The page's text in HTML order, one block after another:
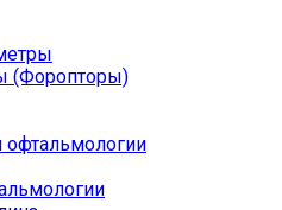
(Форопторы)